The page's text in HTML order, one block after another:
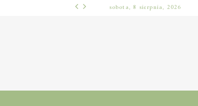
WŁOSY – PIELĘGNACJA I RUTYNA
sobota, 8 sierpnia, 2026